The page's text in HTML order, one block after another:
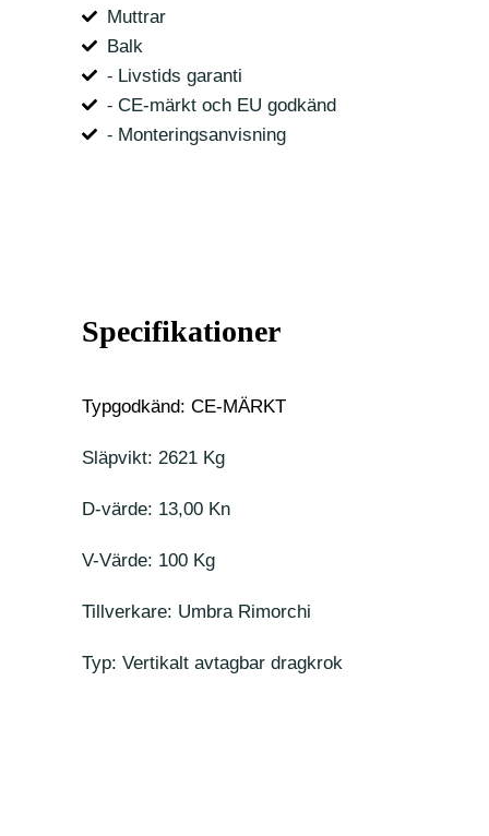
Muttrar
Balk
⁃ Livstids garanti
⁃ CE-märkt och EU godkänd
⁃ Monteringsanvisning
Specifikationer
Typgodkänd: CE-MÄRKT
Släpvikt: 2621 Kg
D-värde: 13,00 Kn
V-Värde: 100 Kg
Tillverkare: Umbra Rimorchi
Typ: Vertikalt avtagbar dragkrok